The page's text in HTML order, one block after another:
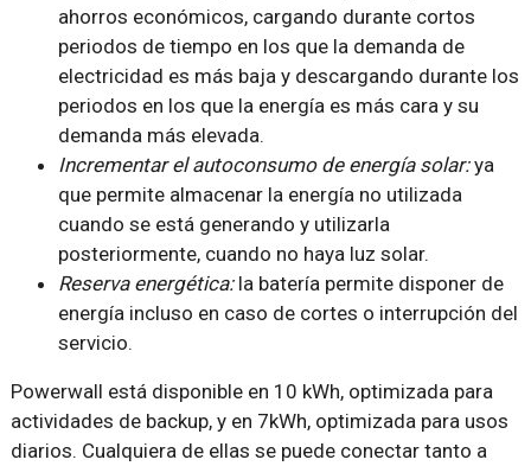
ahorros económicos, cargando durante cortos
periodos de tiempo en los que la demanda de
electricidad es más baja y descargando durante los
periodos en los que la energía es más cara y su
demanda más elevada.
Incrementar el autoconsumo de energía solar:ya
que permite almacenar la energía no utilizada
cuando se está generando y utilizarla
posteriormente, cuando no haya luz solar.
Reserva energética:la batería permite disponer de
energía incluso en caso de cortes o interrupción del
servicio.
Powerwall está disponible en 10 kWh, optimizada para
actividades de backup, y en 7kWh, optimizada para usos
diarios. Cualquiera de ellas se puede conectar tanto a